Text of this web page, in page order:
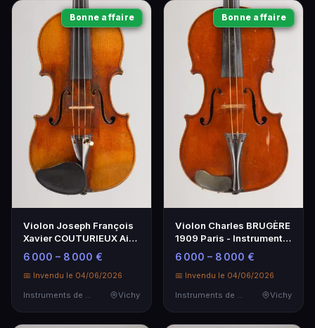
Bonne affaire
Violon Joseph François
Xavier COUTURIEUX Ainé
- Artisanat d'exception
6 000 – 8 000 €
📅 Invendu le 04/06/2026
Instruments de Musique
Vichy
Bonne affaire
Violon Charles BRUGÈRE
1909 Paris - Instrument
de Musique de
Collection
6 000 – 8 000 €
📅 Invendu le 04/06/2026
Instruments de Musique
Vichy